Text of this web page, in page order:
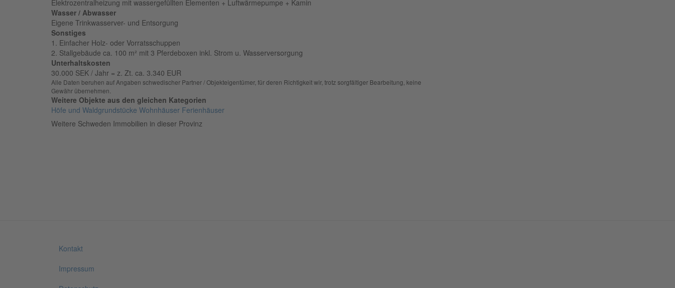
Elektrozentralheizung mit wassergefüllten Elementen + Luftwärmepumpe + Kamin
Wasser / Abwasser
Eigene Trinkwasserver- und Entsorgung
Sonstiges
1. Einfacher Holz- oder Vorratsschuppen
2. Stallgebäude ca. 100 m² mit 3 Pferdeboxen inkl. Strom u. Wasserversorgung
Unterhaltskosten
30.000 SEK / Jahr = z. Zt. ca. 3.340 EUR
Alle Daten beruhen auf Angaben schwedischer Partner / Objekteigentümer, für deren Richtigkeit wir, trotz sorgfältiger Bearbeitung, keine
Gewähr übernehmen.
Weitere Objekte aus den gleichen Kategorien
Höfe und Waldgrundstücke Wohnhäuser Ferienhäuser
Weitere Schweden Immobilien in dieser Provinz
Fußbereich
Kontakt
Impressum